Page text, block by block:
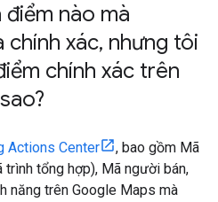
nào mà
chính xác, nhưng tôi
chính xác trên
Actions Center
, bao gồm Mã
tổng hợp), Mã người bán,
năng trên Google Maps mà